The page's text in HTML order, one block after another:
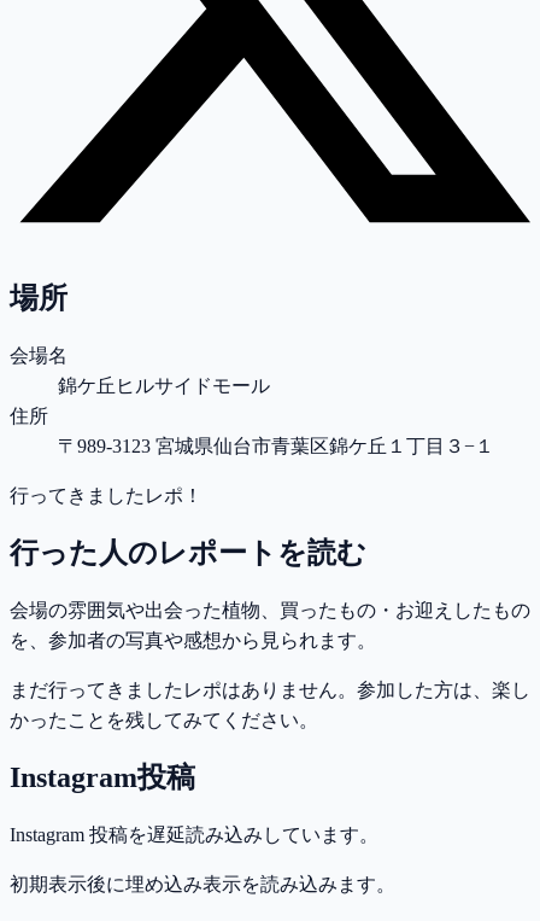
場所
会場名
錦ケ丘ヒルサイドモール
住所
〒989-3123 宮城県仙台市青葉区錦ケ丘１丁目３−１
行ってきましたレポ！
行った人のレポートを読む
会場の雰囲気や出会った植物、買ったもの・お迎えしたもの
を、参加者の写真や感想から見られます。
まだ行ってきましたレポはありません。参加した方は、楽し
かったことを残してみてください。
Instagram投稿
Instagram 投稿を遅延読み込みしています。
初期表示後に埋め込み表示を読み込みます。